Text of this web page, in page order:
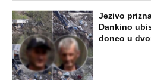
Jezivo
Dankino
doneo u